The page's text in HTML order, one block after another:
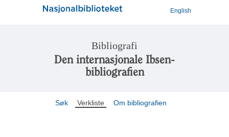
English
Bibliografi
Den internasjonale Ibsen-
bibliografien
Søk Verkliste Om bibliografien